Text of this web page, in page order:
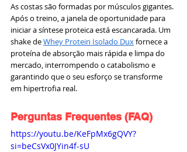
As costas são formadas por músculos gigantes.
Após o treino, a janela de oportunidade para
iniciar a síntese proteica está escancarada. Um
shake de Whey Protein Isolado Dux fornece a
proteína de absorção mais rápida e limpa do
mercado, interrompendo o catabolismo e
garantindo que o seu esforço se transforme
em hipertrofia real.
Perguntas Frequentes (FAQ)
https://youtu.be/KeFpMx6gQVY?
si=beCsVx0JYin4f-sU